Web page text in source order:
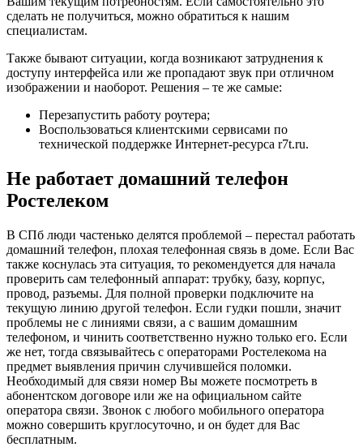
сделать не получиться, можно обратиться к нашим
специалистам.
Также бывают ситуации, когда возникают затруднения к
доступу интерфейса или же пропадают звук при отличном
изображении и наоборот. Решения – те же самые:
Перезапустить работу роутера;
Воспользоваться клиентскими сервисами по
технической поддержке Интернет-ресурса r7t.ru.
Не работает домашний телефон
Ростелеком
В СПб люди частенько делятся проблемой – перестал работать
домашний телефон, плохая телефонная связь в доме. Если Вас
также коснулась эта ситуация, то рекомендуется для начала
проверить сам телефонный аппарат: трубку, базу, корпус,
провод, разъемы. Для полной проверки подключите на
текущую линию другой телефон. Если гудки пошли, значит
проблемы не с линиями связи, а с вашим домашним
телефоном, и чинить соответственно нужно только его. Если
же нет, тогда связывайтесь с операторами Ростелекома на
предмет выявления причин случившейся поломки.
Необходимый для связи номер Вы можете посмотреть в
абонентском договоре или же на официальном сайте
оператора связи. Звонок с любого мобильного оператора
можно совершить круглосуточно, и он будет для Вас
бесплатным.